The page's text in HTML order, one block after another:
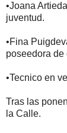
•Joana
juventud.
•Fina
poseedora
•Tecnico en
Tras las
la Calle.